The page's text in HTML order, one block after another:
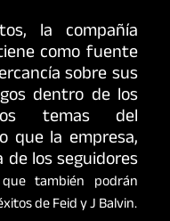
la compañía
como fuente
sobre sus
dentro de los
temas del
que la empresa,
los seguidores
también podrán
de Feid y J Balvin.